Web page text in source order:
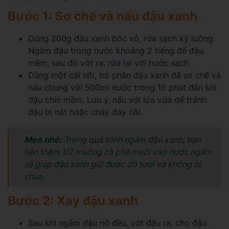
Bước 1: Sơ chế và nấu đậu xanh
Dùng 200g đậu xanh bóc vỏ, rửa sạch kỹ lưỡng.
Ngâm đậu trong nước khoảng 2 tiếng để đậu
mềm, sau đó vớt ra, rửa lại với nước sạch.
Dùng một cái nồi, bỏ phần đậu xanh đã sơ chế và
nấu chung với 500ml nước trong 15 phút đến khi
đậu chín mềm. Lưu ý, nấu với lửa vừa để tránh
đậu bị nát hoặc cháy đáy nồi.
Mẹo nhỏ:Trong quá trình ngâm đậu xanh, bạn
nên thêm 1/2 muỗng cà phê muối vào nước ngâm
sẽ giúp đậu xanh giữ được độ tươi và không bị
chua.
Bước 2: Xay đậu xanh
Sau khi ngâm đậu nở đều, vớt đậu ra, cho đậu